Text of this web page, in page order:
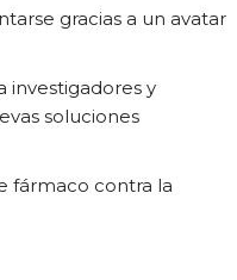
gracias a un avatar
investigadores y
soluciones
fármaco contra la